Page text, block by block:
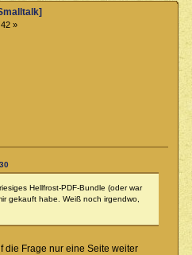
»
Hellfrost-PDF-Bundle (oder war
gekauft habe. Weiß noch irgendwo,
die Frage nur eine Seite weiter